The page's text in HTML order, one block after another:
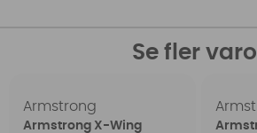
Se fler
Armstrong
Armstrong X-Wing